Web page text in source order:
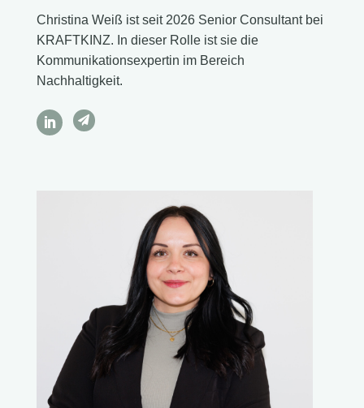
Christina Weiß ist seit 2026 Senior Consultant bei
KRAFTKINZ. In dieser Rolle ist sie die
Kommunikationsexpertin im Bereich
Nachhaltigkeit.
